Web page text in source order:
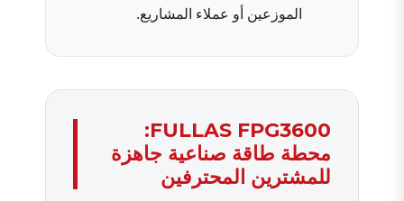
الموزعين أو عملاء المشاريع.
FULLAS FPG3600:
محطة طاقة صناعية جاهزة
للمشترين المحترفين